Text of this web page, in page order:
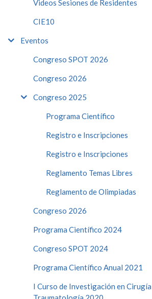
Videos Sesiones de Residentes
CIE10
Eventos
Congreso SPOT 2026
Congreso 2026
Congreso 2025
Programa Científico
Registro e Inscripciones
Registro e Inscripciones
Reglamento Temas Libres
Reglamento de Olimpiadas
Congreso 2026
Programa Científico 2024
Congreso SPOT 2024
Programa Científico Anual 2021
I Curso de Investigación en